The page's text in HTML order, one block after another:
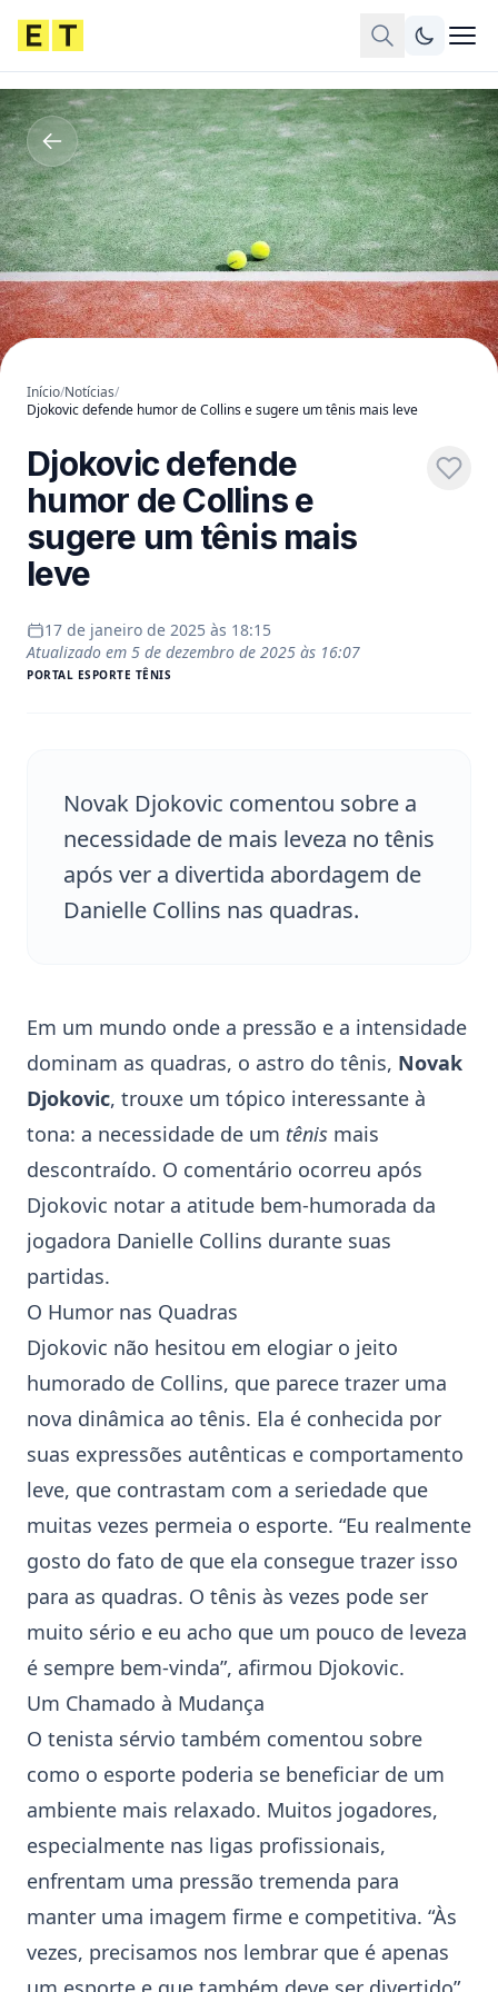
Início/Notícias/
Djokovic defende humor de Collins e sugere um tênis mais leve
Djokovic defende
humor de Collins e
sugere um tênis mais
leve
17 de janeiro de 2025 às 18:15
Atualizado em 5 de dezembro de 2025 às 16:07
PORTAL ESPORTE TÊNIS
Novak Djokovic comentou sobre a
necessidade de mais leveza no tênis
após ver a divertida abordagem de
Danielle Collins nas quadras.
Em um mundo onde a pressão e a intensidade
dominam as quadras, o astro do tênis, Novak
Djokovic, trouxe um tópico interessante à
tona: a necessidade de um tênis mais
descontraído. O comentário ocorreu após
Djokovic notar a atitude bem-humorada da
jogadora Danielle Collins durante suas
partidas.
O Humor nas Quadras
Djokovic não hesitou em elogiar o jeito
humorado de Collins, que parece trazer uma
nova dinâmica ao tênis. Ela é conhecida por
suas expressões autênticas e comportamento
leve, que contrastam com a seriedade que
muitas vezes permeia o esporte. “Eu realmente
gosto do fato de que ela consegue trazer isso
para as quadras. O tênis às vezes pode ser
muito sério e eu acho que um pouco de leveza
é sempre bem-vinda”, afirmou Djokovic.
Um Chamado à Mudança
O tenista sérvio também comentou sobre
como o esporte poderia se beneficiar de um
ambiente mais relaxado. Muitos jogadores,
especialmente nas ligas profissionais,
enfrentam uma pressão tremenda para
manter uma imagem firme e competitiva. “Às
vezes, precisamos nos lembrar que é apenas